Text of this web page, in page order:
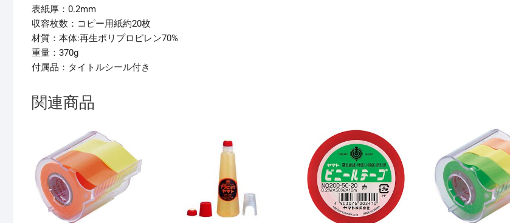
表紙厚：0.2mm
収容枚数：コピー用紙約20枚
材質：本体:再生ポリプロピレン70%
重量：370g
付属品：タイトルシール付き
関連商品